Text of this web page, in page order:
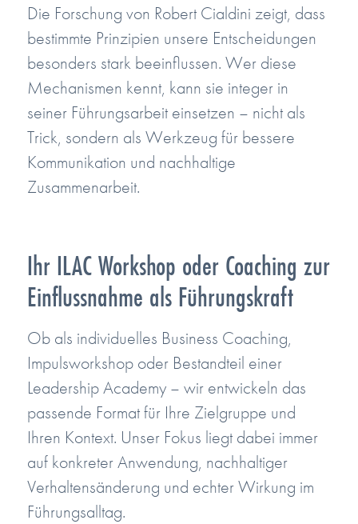
Die Forschung von Robert Cialdini zeigt, dass
bestimmte Prinzipien unsere Entscheidungen
besonders stark beeinflussen. Wer diese
Mechanismen kennt, kann sie integer in
seiner Führungsarbeit einsetzen – nicht als
Trick, sondern als Werkzeug für bessere
Kommunikation und nachhaltige
Zusammenarbeit.
Ihr ILAC Workshop oder Coaching zur
Einflussnahme als Führungskraft
Ob als individuelles Business Coaching,
Impulsworkshop oder Bestandteil einer
Leadership Academy – wir entwickeln das
passende Format für Ihre Zielgruppe und
Ihren Kontext. Unser Fokus liegt dabei immer
auf konkreter Anwendung, nachhaltiger
Verhaltensänderung und echter Wirkung im
Führungsalltag.